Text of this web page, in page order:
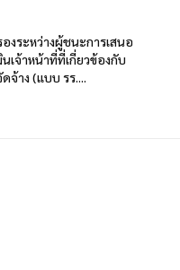
องระหว่างผู้ชนะการเสนอ
นเจ้าหน้าที่ที่เกี่ยวข้องกับ
จ้าง (แบบ รร....